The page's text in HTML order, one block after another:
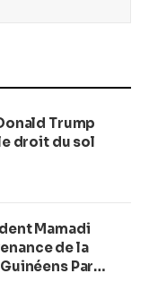
Trump
droit du sol
Mamadi
de la
Par